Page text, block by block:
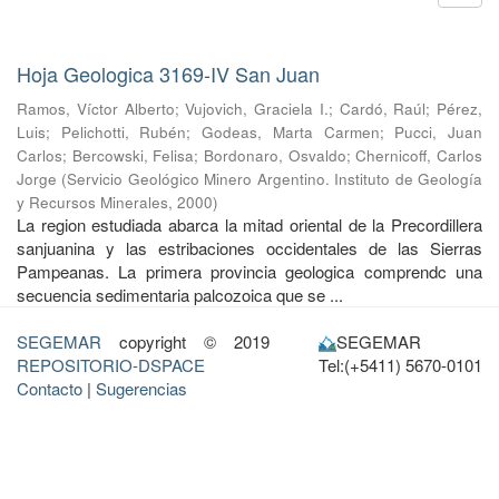
Hoja Geologica 3169-IV San Juan
Ramos, Víctor Alberto;Vujovich, Graciela I.; Cardó, Raúl; Pérez,
Luis; Pelichotti, Rubén;Godeas, Marta Carmen; Pucci, Juan
Carlos; Bercowski, Felisa; Bordonaro, Osvaldo;Chernicoff, Carlos
Jorge (Servicio Geológico Minero Argentino. Instituto de Geología
y Recursos Minerales, 2000)
La region estudiada abarca la mitad oriental de la Precordillera
sanjuanina y las estribaciones occidentales de las Sierras
Pampeanas. La primera provincia geologica comprendc una
secuencia sedimentaria palcozoica que se ...
SEGEMAR copyright © 2019
REPOSITORIO-DSPACE
Contacto | Sugerencias
SEGEMAR
Tel:(+5411) 5670-0101